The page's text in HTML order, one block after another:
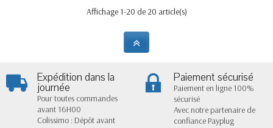
Affichage 1-20 de 20 article(s)
Expédition dans la
journée
Pour toutes commandes
avant 16H00
Colissimo : Dépôt avant
Paiement sécurisé
Paiement en ligne 100%
sécurisé
Avec notre partenaire de
confiance Payplug